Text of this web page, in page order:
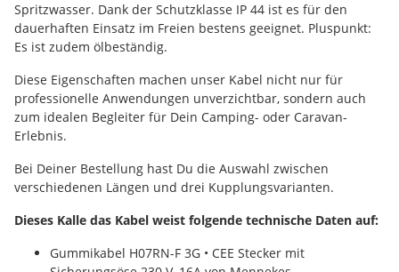
Spritzwasser. Dank der Schutzklasse IP 44 ist es für den
dauerhaften Einsatz im Freien bestens geeignet. Pluspunkt:
Es ist zudem ölbeständig.
Diese Eigenschaften machen unser Kabel nicht nur für
professionelle Anwendungen unverzichtbar, sondern auch
zum idealen Begleiter für Dein Camping- oder Caravan-
Erlebnis.
Bei Deiner Bestellung hast Du die Auswahl zwischen
verschiedenen Längen und drei Kupplungsvarianten.
Dieses Kalle das Kabel weist folgende technische Daten auf:
Gummikabel H07RN-F 3G • CEE Stecker mit